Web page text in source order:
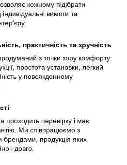
кожному підібрати
вимоги та
практичність та зручність
з точки зору комфорту:
простота установки, легкий
у повсякденному
проходить перевірку і має
Ми співпрацюємо з
брендами, продукція яких
і довго.